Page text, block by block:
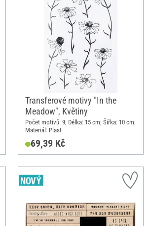
Transferové motivy "In the
Meadow", Květiny
Počet motivů: 9; Délka: 15 cm; Šířka: 10 cm;
Materiál: Plast
69,39 Kč